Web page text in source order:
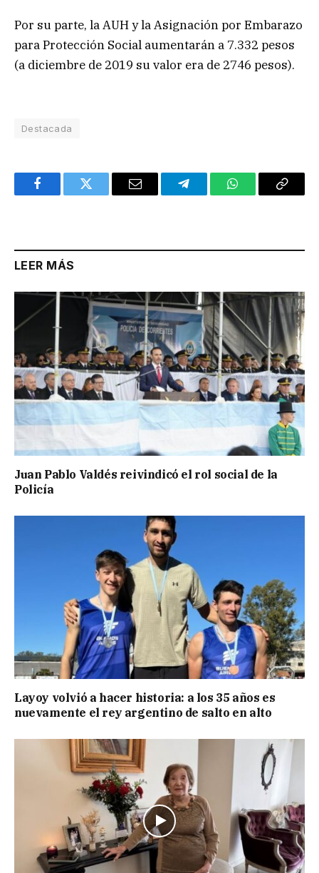
Por su parte, la AUH y la Asignación por Embarazo
para Protección Social aumentarán a 7.332 pesos
(a diciembre de 2019 su valor era de 2746 pesos).
Destacada
FacebookTwitter Email TelegramWhatsAppCopy
LEER MÁS
Juan Pablo Valdés reivindicó el rol social de la
Policía
Layoy volvió a hacer historia: a los 35 años es
nuevamente el rey argentino de salto en alto